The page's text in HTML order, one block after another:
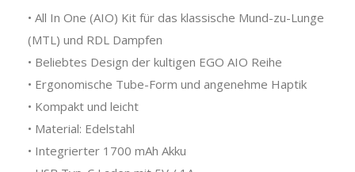
• All In One (AIO) Kit für das klassische Mund-zu-Lunge
(MTL) und RDL Dampfen
• Beliebtes Design der kultigen EGO AIO Reihe
• Ergonomische Tube-Form und angenehme Haptik
• Kompakt und leicht
• Material: Edelstahl
• Integrierter 1700 mAh Akku